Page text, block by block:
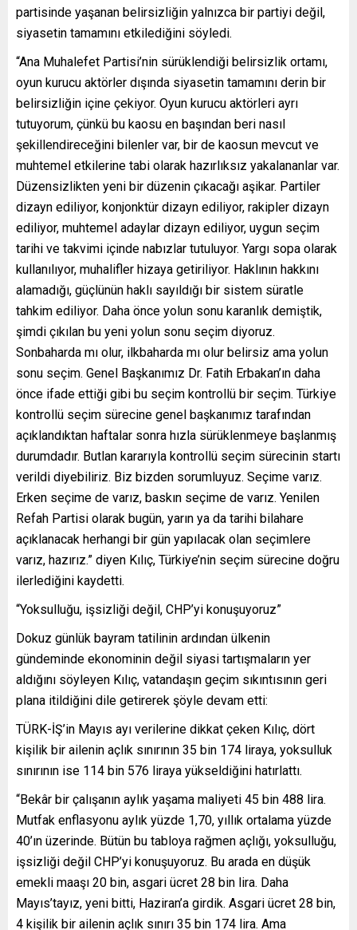
partisinde yaşanan belirsizliğin yalnızca bir partiyi değil,
siyasetin tamamını etkilediğini söyledi.
“Ana Muhalefet Partisi’nin sürüklendiği belirsizlik ortamı,
oyun kurucu aktörler dışında siyasetin tamamını derin bir
belirsizliğin içine çekiyor. Oyun kurucu aktörleri ayrı
tutuyorum, çünkü bu kaosu en başından beri nasıl
şekillendireceğini bilenler var, bir de kaosun mevcut ve
muhtemel etkilerine tabi olarak hazırlıksız yakalananlar var.
Düzensizlikten yeni bir düzenin çıkacağı aşikar. Partiler
dizayn ediliyor, konjonktür dizayn ediliyor, rakipler dizayn
ediliyor, muhtemel adaylar dizayn ediliyor, uygun seçim
tarihi ve takvimi içinde nabızlar tutuluyor. Yargı sopa olarak
kullanılıyor, muhalifler hizaya getiriliyor. Haklının hakkını
alamadığı, güçlünün haklı sayıldığı bir sistem süratle
tahkim ediliyor. Daha önce yolun sonu karanlık demiştik,
şimdi çıkılan bu yeni yolun sonu seçim diyoruz.
Sonbaharda mı olur, ilkbaharda mı olur belirsiz ama yolun
sonu seçim. Genel Başkanımız Dr. Fatih Erbakan’ın daha
önce ifade ettiği gibi bu seçim kontrollü bir seçim. Türkiye
kontrollü seçim sürecine genel başkanımız tarafından
açıklandıktan haftalar sonra hızla sürüklenmeye başlanmış
durumdadır. Butlan kararıyla kontrollü seçim sürecinin startı
verildi diyebiliriz. Biz bizden sorumluyuz. Seçime varız.
Erken seçime de varız, baskın seçime de varız. Yenilen
Refah Partisi olarak bugün, yarın ya da tarihi bilahare
açıklanacak herhangi bir gün yapılacak olan seçimlere
varız, hazırız.” diyen Kılıç, Türkiye’nin seçim sürecine doğru
ilerlediğini kaydetti.
“Yoksulluğu, işsizliği değil, CHP’yi konuşuyoruz”
Dokuz günlük bayram tatilinin ardından ülkenin
gündeminde ekonominin değil siyasi tartışmaların yer
aldığını söyleyen Kılıç, vatandaşın geçim sıkıntısının geri
plana itildiğini dile getirerek şöyle devam etti:
TÜRK-İŞ’in Mayıs ayı verilerine dikkat çeken Kılıç, dört
kişilik bir ailenin açlık sınırının 35 bin 174 liraya, yoksulluk
sınırının ise 114 bin 576 liraya yükseldiğini hatırlattı.
“Bekâr bir çalışanın aylık yaşama maliyeti 45 bin 488 lira.
Mutfak enflasyonu aylık yüzde 1,70, yıllık ortalama yüzde
40’ın üzerinde. Bütün bu tabloya rağmen açlığı, yoksulluğu,
işsizliği değil CHP’yi konuşuyoruz. Bu arada en düşük
emekli maaşı 20 bin, asgari ücret 28 bin lira. Daha
Mayıs’tayız, yeni bitti, Haziran’a girdik. Asgari ücret 28 bin,
4 kişilik bir ailenin açlık sınırı 35 bin 174 lira. Ama